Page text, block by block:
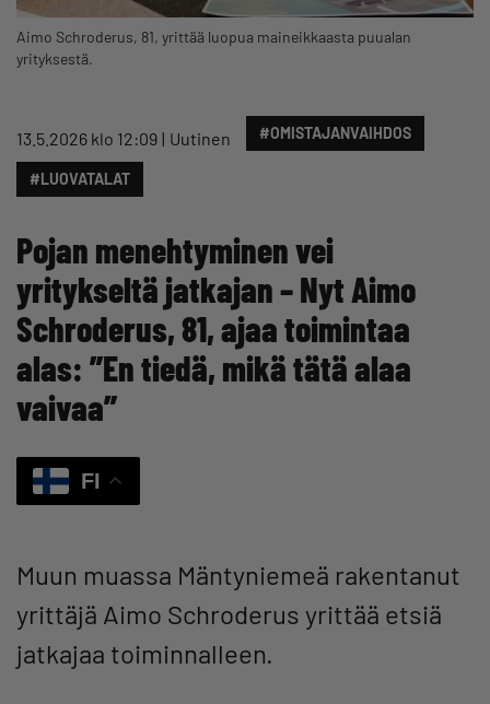
Aimo Schroderus, 81, yrittää luopua maineikkaasta puualan
yrityksestä.
13.5.2026 klo 12:09 Uutinen #OMISTAJANVAIHDOS
#LUOVATALAT
Pojan menehtyminen vei
yritykseltä jatkajan – Nyt Aimo
Schroderus, 81, ajaa toimintaa
alas: ”En tiedä, mikä tätä alaa
vaivaa”
FI
Muun muassa Mäntyniemeä rakentanut
yrittäjä Aimo Schroderus yrittää etsiä
jatkajaa toiminnalleen.